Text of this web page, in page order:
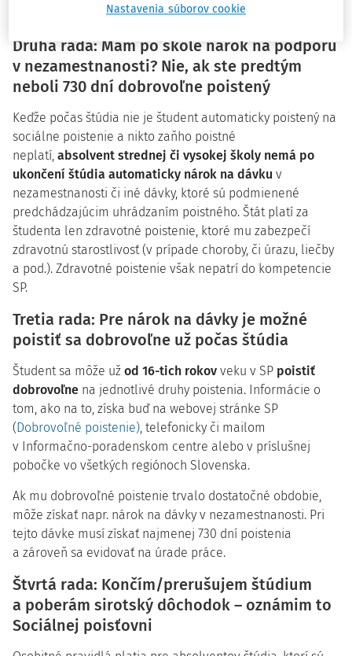
registrovať a ani si platiť poistné na sociálne poistenie.
Druhá rada: Mám po škole nárok na podporu
v nezamestnanosti? Nie, ak ste predtým
neboli 730 dní dobrovoľne poistený
Keďže počas štúdia nie je študent automaticky poistený na
sociálne poistenie a nikto zaňho poistné
neplatí, absolvent strednej či vysokej školy nemá po
ukončení štúdia automaticky nárok na dávku v
nezamestnanosti či iné dávky, ktoré sú podmienené
predchádzajúcim uhrádzaním poistného. Štát platí za
študenta len zdravotné poistenie, ktoré mu zabezpečí
zdravotnú starostlivosť (v prípade choroby, či úrazu, liečby
a pod.). Zdravotné poistenie však nepatrí do kompetencie
SP.
Tretia rada: Pre nárok na dávky je možné
poistiť sa dobrovoľne už počas štúdia
Študent sa môže už od 16-tich rokov veku v SP poistiť
dobrovoľne na jednotlivé druhy poistenia. Informácie o
tom, ako na to, získa buď na webovej stránke SP
(Dobrovoľné poistenie), telefonicky či mailom
v Informačno-poradenskom centre alebo v príslušnej
pobočke vo všetkých regiónoch Slovenska.
Ak mu dobrovoľné poistenie trvalo dostatočné obdobie,
môže získať napr. nárok na dávky v nezamestnanosti. Pri
tejto dávke musí získať najmenej 730 dní poistenia
a zároveň sa evidovať na úrade práce.
Štvrtá rada: Končím/prerušujem štúdium
a poberám sirotský dôchodok – oznámim to
Sociálnej poisťovni
Nastavenia súborov cookie